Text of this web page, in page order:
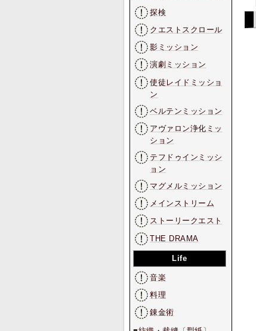
探検
クエストスクロール
影ミッション
演劇ミッション
使徒レイドミッショ
ン
ベルテンミッション
アヴァロン浄化ミッ
ション
テフドゥインミッシ
ョン
マグメルミッション
メインストリーム
ストーリークエスト
THE DRAMA
Life
音楽
料理
錬金術